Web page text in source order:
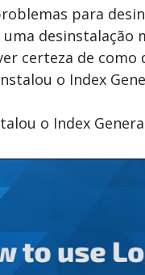
para
uma
certeza de
o Index
o Index